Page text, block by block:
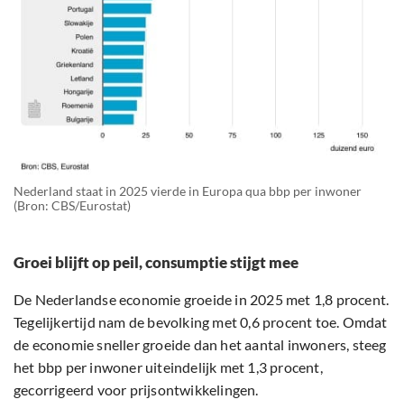
Nederland staat in 2025 vierde in Europa qua bbp per inwoner
(Bron: CBS/Eurostat)
Groei blijft op peil, consumptie stijgt mee
De Nederlandse economie groeide in 2025 met 1,8 procent.
Tegelijkertijd nam de bevolking met 0,6 procent toe. Omdat
de economie sneller groeide dan het aantal inwoners, steeg
het bbp per inwoner uiteindelijk met 1,3 procent,
gecorrigeerd voor prijsontwikkelingen.